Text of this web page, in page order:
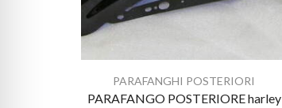
PARAFANGHI POSTERIORI
PARAFANGO POSTERIORE harley